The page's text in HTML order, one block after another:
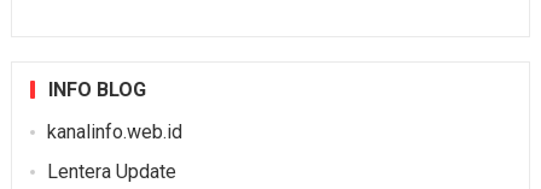
INFO BLOG
kanalinfo.web.id
Lentera Update